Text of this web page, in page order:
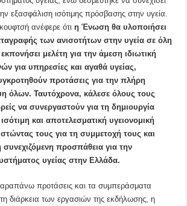
εξασφάλιση ισότιμης πρόσβασης στην υγεία.
ανέφερε ότιη Ένωση θα υλοποιήσει
των ανισοτήτων στην υγεία σε όλη
μελέτη για την άμεση ιδιωτική
για υπηρεσίες και αγαθά υγείας,
προτάσεις για την πλήρη
όλων. Ταυτόχρονα, κάλεσε όλους τους
να συνεργαστούν για τη δημιουργία
και αποτελεσματική υγειονομική
τους για τη συμμετοχή τους και
συνεχιζόμενη προσπάθεια για την
υγείας στην Ελλάδα.
προτάσεις και τα συμπεράσματα
διάρκεια των εργασιών της εκδήλωσης, η